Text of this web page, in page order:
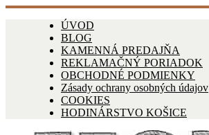
ÚVOD
BLOG
KAMENNÁ PREDAJŇA
REKLAMAČNÝ PORIADOK
OBCHODNÉ PODMIENKY
Zásady ochrany osobných údajov
COOKIES
HODINÁRSTVO KOŠICE